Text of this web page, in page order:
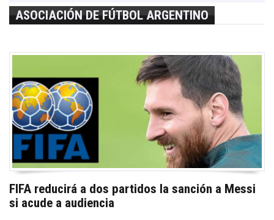
ASOCIACIÓN DE FÚTBOL ARGENTINO
FIFA reducirá a dos partidos la sanción a Messi
si acude a audiencia